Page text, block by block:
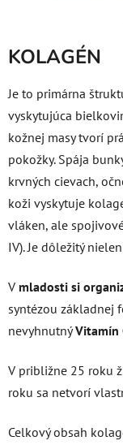
KOLAGÉN
Je to primárna
vyskytujúca
kožnej masy tvorí
pokožky. Spája
krvných cievach,
koži vyskytuje
vláken, ale
IV). Je dôležitý
V mladosti si
syntézou základnej
nevyhnutný Vitamín
V približne 25 roku
roku sa netvorí
Celkový obsah